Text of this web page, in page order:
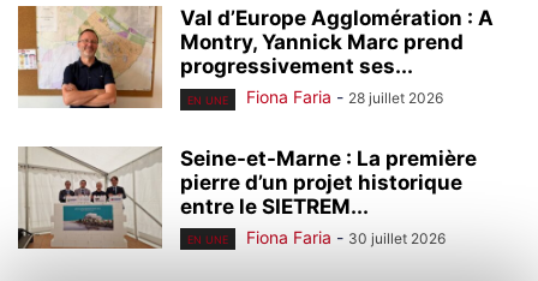
Val d’Europe Agglomération : A
Montry, Yannick Marc prend
progressivement ses...
EN UNE Fiona Faria - 28 juillet 2026
Seine-et-Marne : La première
pierre d’un projet historique
entre le SIETREM...
EN UNE Fiona Faria - 30 juillet 2026